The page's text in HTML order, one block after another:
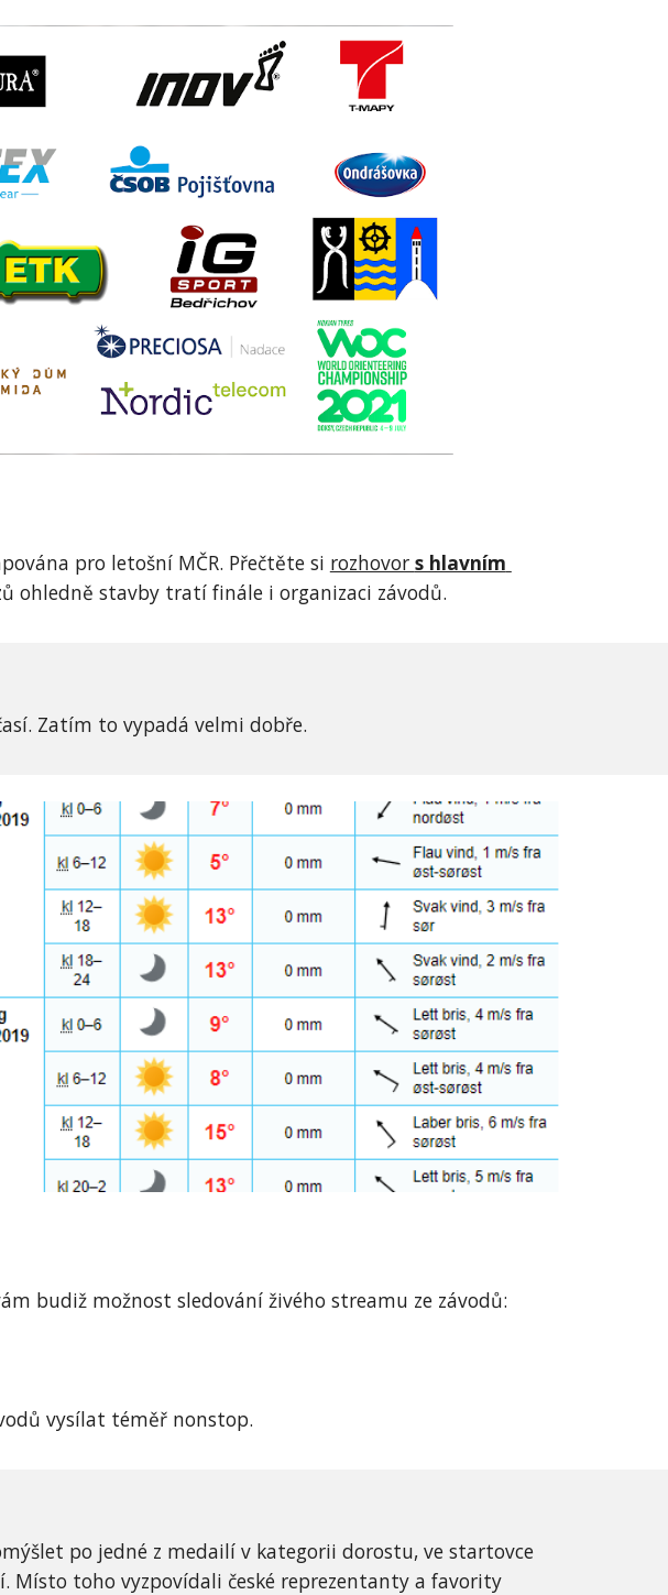
pro letošní MČR. Přečtěte si rozhovor s hlavním
ohledně stavby tratí finále i organizaci závodů.
Zatím to vypadá velmi dobře.
budiž možnost sledování živého streamu ze závodů:
vysílat téměř nonstop.
po jedné z medailí v kategorii dorostu, ve startovce
toho vyzpovídali české reprezentanty a favority